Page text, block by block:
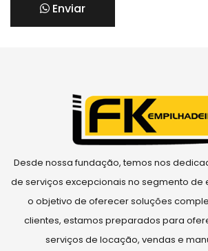
Enviar
Desde nossa fundação, temos nos
de serviços excepcionais no segmento de
o objetivo de oferecer soluções
clientes, estamos preparados para
serviços de locação, vendas e